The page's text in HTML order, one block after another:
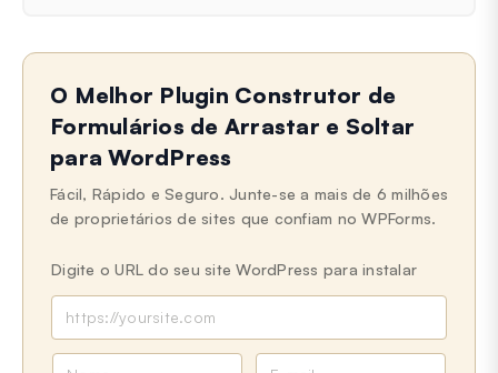
O Melhor Plugin Construtor de
Formulários de Arrastar e Soltar
para WordPress
Fácil, Rápido e Seguro. Junte-se a mais de 6 milhões
de proprietários de sites que confiam no WPForms.
Digite o URL do seu site WordPress para instalar